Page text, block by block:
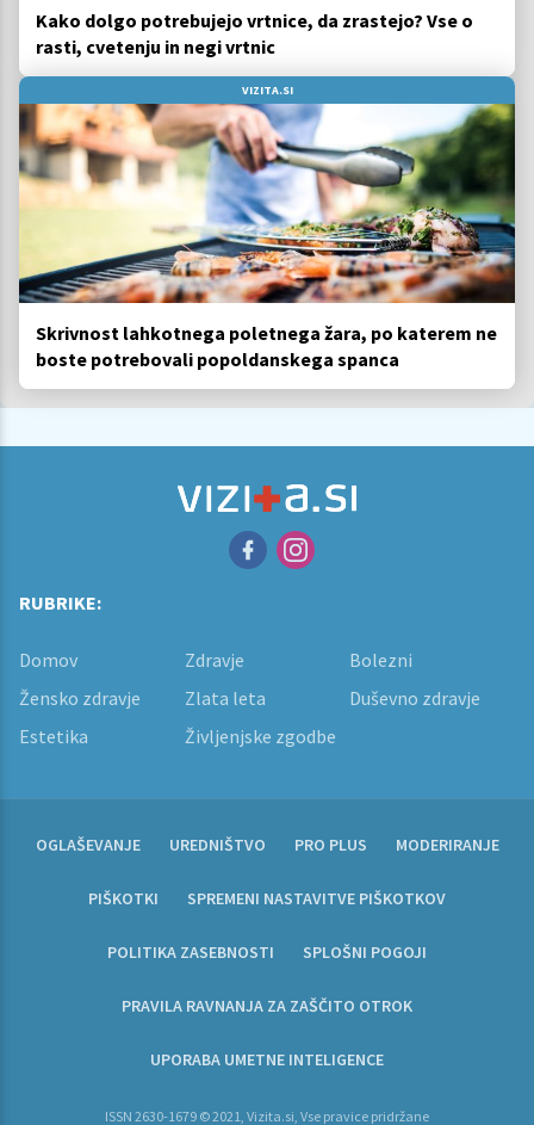
Kako dolgo potrebujejo vrtnice, da zrastejo? Vse o
rasti, cvetenju in negi vrtnic
VIZITA.SI
Skrivnost lahkotnega poletnega žara, po katerem ne
boste potrebovali popoldanskega spanca
RUBRIKE:
Domov Zdravje
Bolezni
Žensko zdravje
Zlata leta
Duševno zdravje
Estetika
Življenjske zgodbe
OGLAŠEVANJE UREDNIŠTVO PRO PLUS MODERIRANJE
PIŠKOTKI SPREMENI NASTAVITVE PIŠKOTKOV
POLITIKA ZASEBNOSTI SPLOŠNI POGOJI
PRAVILA RAVNANJA ZA ZAŠČITO OTROK
UPORABA UMETNE INTELIGENCE
ISSN 2630-1679 © 2021, Vizita.si, Vse pravice pridržane